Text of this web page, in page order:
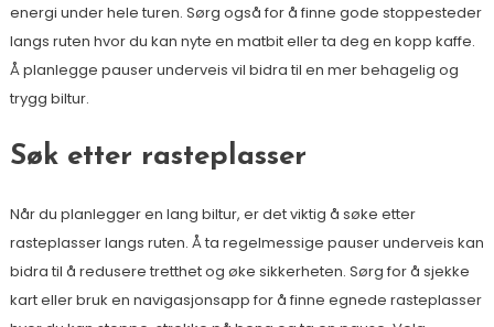
energi under hele turen. Sørg også for å finne gode stoppesteder
langs ruten hvor du kan nyte en matbit eller ta deg en kopp kaffe.
Å planlegge pauser underveis vil bidra til en mer behagelig og
trygg biltur.
Søk etter rasteplasser
Når du planlegger en lang biltur, er det viktig å søke etter
rasteplasser langs ruten. Å ta regelmessige pauser underveis kan
bidra til å redusere tretthet og øke sikkerheten. Sørg for å sjekke
kart eller bruk en navigasjonsapp for å finne egnede rasteplasser